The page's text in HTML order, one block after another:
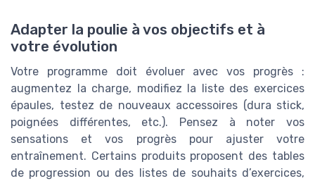
Adapter la poulie à vos objectifs et à
votre évolution
Votre programme doit évoluer avec vos progrès :
augmentez la charge, modifiez la liste des exercices
épaules, testez de nouveaux accessoires (dura stick,
poignées différentes, etc.). Pensez à noter vos
sensations et vos progrès pour ajuster votre
entraînement. Certains produits proposent des tables
de progression ou des listes de souhaits d’exercices,